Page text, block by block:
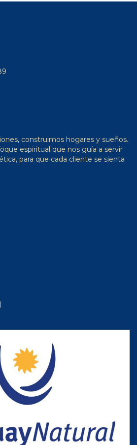
construimos hogares y sueños.
espiritual que nos guía a servir
para que cada cliente se sienta